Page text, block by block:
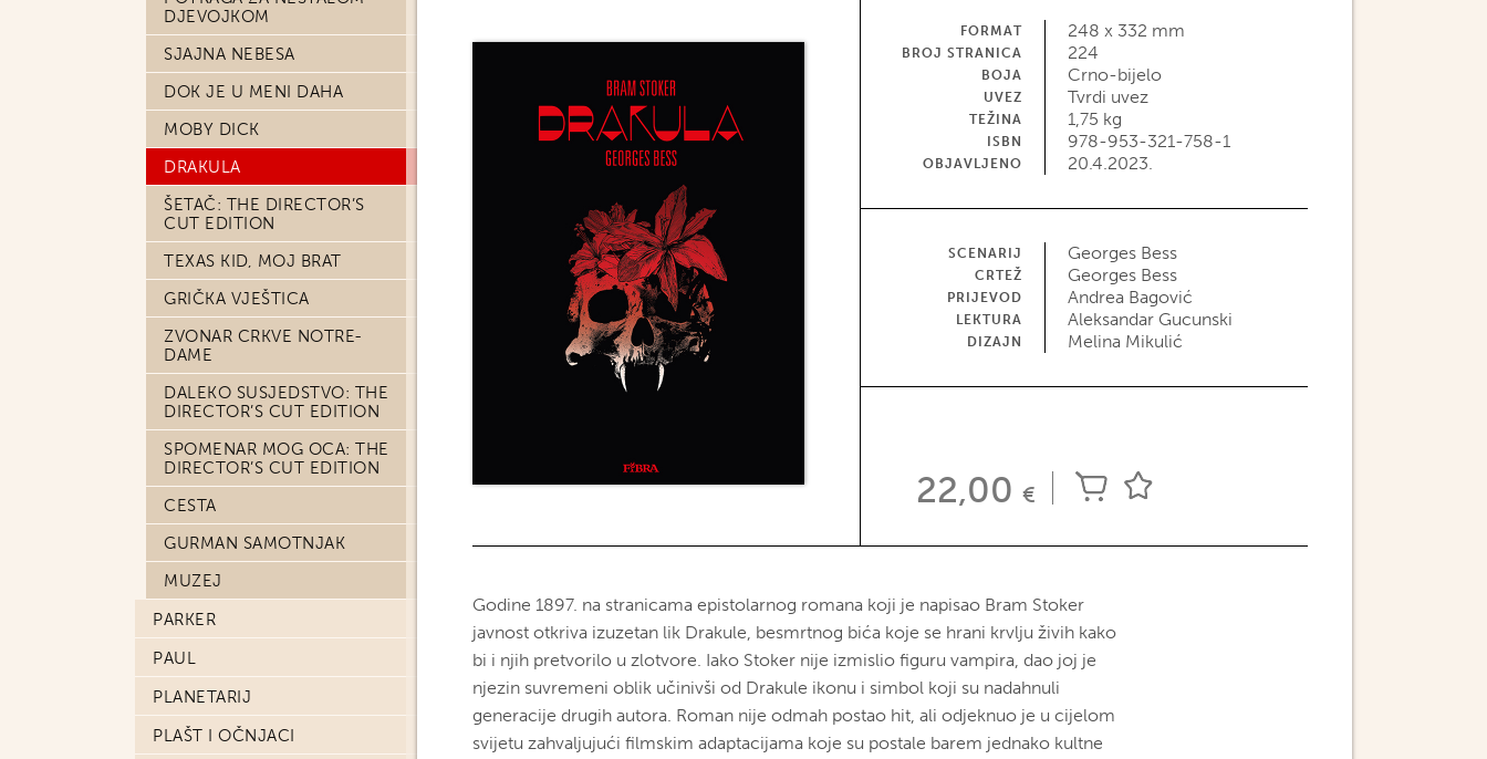
DJEVOJKOM
SJAJNA NEBESA
DOK JE U MENI DAHA
MOBY DICK
DRAKULA
ŠETAČ: THE DIRECTOR’S
CUT EDITION
TEXAS KID, MOJ BRAT
GRIČKA VJEŠTICA
ZVONAR CRKVE NOTRE-
DAME
DALEKO SUSJEDSTVO: THE
DIRECTOR’S CUT EDITION
SPOMENAR MOG OCA: THE
DIRECTOR’S CUT EDITION
CESTA
GURMAN SAMOTNJAK
MUZEJ
PARKER
PAUL
PLANETARIJ
PLAŠT I OČNJACI
FORMAT 248 x 332 mm
BROJ STRANICA 224
BOJA Crno-bijelo
UVEZ Tvrdi uvez
TEŽINA 1,75 kg
ISBN 978-953-321-758-1
OBJAVLJENO 20.4.2023.
SCENARIJ Georges Bess
CRTEŽ Georges Bess
PRIJEVOD Andrea Bagović
LEKTURA Aleksandar Gucunski
DIZAJN Melina Mikulić
22,00 €
Godine 1897. na stranicama epistolarnog romana koji je napisao Bram Stoker
javnost otkriva izuzetan lik Drakule, besmrtnog bića koje se hrani krvlju živih kako
bi i njih pretvorilo u zlotvore. Iako Stoker nije izmislio figuru vampira, dao joj je
njezin suvremeni oblik učinivši od Drakule ikonu i simbol koji su nadahnuli
generacije drugih autora. Roman nije odmah postao hit, ali odjeknuo je u cijelom
svijetu zahvaljujući filmskim adaptacijama koje su postale barem jednako kultne